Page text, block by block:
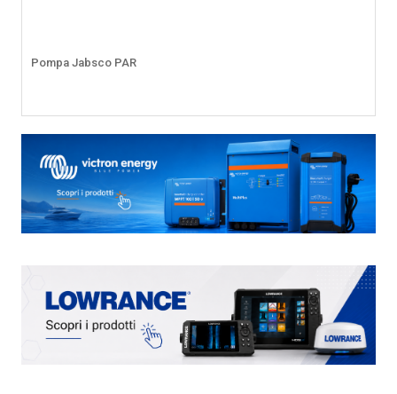
Pompa Jabsco PAR